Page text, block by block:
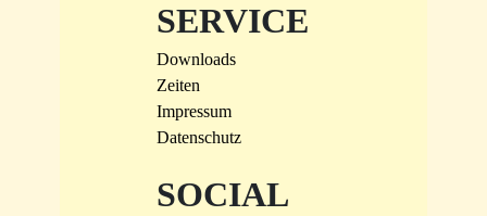
SERVICE
Downloads
Zeiten
Impressum
Datenschutz
SOCIAL